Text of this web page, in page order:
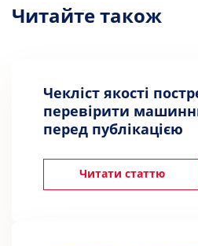
Читайте також
Чекліст якості
перевірити
перед публікацією
Читати статтю